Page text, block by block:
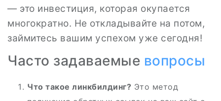
— это инвестиция, которая окупается
многократно. Не откладывайте на потом,
займитесь вашим успехом уже сегодня!
Часто задаваемые вопросы
Что такое линкбилдинг? Это метод